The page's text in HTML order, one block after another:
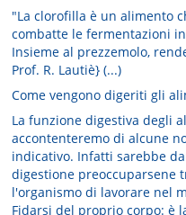
"La clorofilla è un alimento
combatte le fermentazioni
Insieme al prezzemolo,
Prof. R. Lautiè} (...)
Come vengono digeriti gli
La funzione digestiva degli
accontenteremo di alcune
indicativo. Infatti sarebbe
digestione preoccuparsene
l'organismo di lavorare nel
Fidarsi del proprio corpo: è